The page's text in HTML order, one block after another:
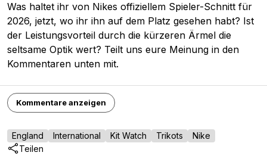
Was haltet ihr von Nikes offiziellem Spieler-Schnitt für
2026, jetzt, wo ihr ihn auf dem Platz gesehen habt? Ist
der Leistungsvorteil durch die kürzeren Ärmel die
seltsame Optik wert? Teilt uns eure Meinung in den
Kommentaren unten mit.
Kommentare anzeigen
England International Kit Watch Trikots
Nike
Teilen